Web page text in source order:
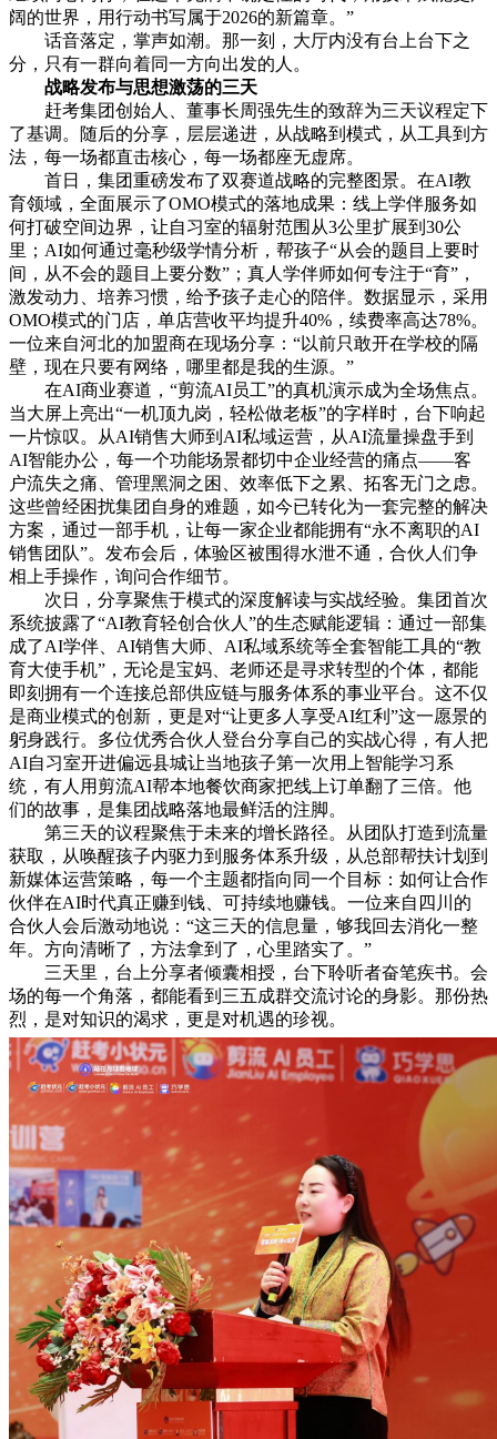
阔的世界，用行动书写属于2026的新篇章。”
话音落定，掌声如潮。那一刻，大厅内没有台上台下之
分，只有一群向着同一方向出发的人。
战略发布与思想激荡的三天
赶考集团创始人、董事长周强先生的致辞为三天议程定下
了基调。随后的分享，层层递进，从战略到模式，从工具到方
法，每一场都直击核心，每一场都座无虚席。
首日，集团重磅发布了双赛道战略的完整图景。在AI教
育领域，全面展示了OMO模式的落地成果：线上学伴服务如
何打破空间边界，让自习室的辐射范围从3公里扩展到30公
里；AI如何通过毫秒级学情分析，帮孩子“从会的题目上要时
间，从不会的题目上要分数”；真人学伴师如何专注于“育”，
激发动力、培养习惯，给予孩子走心的陪伴。数据显示，采用
OMO模式的门店，单店营收平均提升40%，续费率高达78%。
一位来自河北的加盟商在现场分享：“以前只敢开在学校的隔
壁，现在只要有网络，哪里都是我的生源。”
在AI商业赛道，“剪流AI员工”的真机演示成为全场焦点。
当大屏上亮出“一机顶九岗，轻松做老板”的字样时，台下响起
一片惊叹。从AI销售大师到AI私域运营，从AI流量操盘手到
AI智能办公，每一个功能场景都切中企业经营的痛点——客
户流失之痛、管理黑洞之困、效率低下之累、拓客无门之虑。
这些曾经困扰集团自身的难题，如今已转化为一套完整的解决
方案，通过一部手机，让每一家企业都能拥有“永不离职的AI
销售团队”。发布会后，体验区被围得水泄不通，合伙人们争
相上手操作，询问合作细节。
次日，分享聚焦于模式的深度解读与实战经验。集团首次
系统披露了“AI教育轻创合伙人”的生态赋能逻辑：通过一部集
成了AI学伴、AI销售大师、AI私域系统等全套智能工具的“教
育大使手机”，无论是宝妈、老师还是寻求转型的个体，都能
即刻拥有一个连接总部供应链与服务体系的事业平台。这不仅
是商业模式的创新，更是对“让更多人享受AI红利”这一愿景的
躬身践行。多位优秀合伙人登台分享自己的实战心得，有人把
AI自习室开进偏远县城让当地孩子第一次用上智能学习系
统，有人用剪流AI帮本地餐饮商家把线上订单翻了三倍。他
们的故事，是集团战略落地最鲜活的注脚。
第三天的议程聚焦于未来的增长路径。从团队打造到流量
获取，从唤醒孩子内驱力到服务体系升级，从总部帮扶计划到
新媒体运营策略，每一个主题都指向同一个目标：如何让合作
伙伴在AI时代真正赚到钱、可持续地赚钱。一位来自四川的
合伙人会后激动地说：“这三天的信息量，够我回去消化一整
年。方向清晰了，方法拿到了，心里踏实了。”
三天里，台上分享者倾囊相授，台下聆听者奋笔疾书。会
场的每一个角落，都能看到三五成群交流讨论的身影。那份热
烈，是对知识的渴求，更是对机遇的珍视。